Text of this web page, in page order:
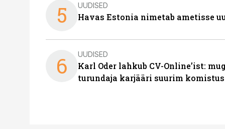
5 UUDISED
Havas Estonia nimetab ametisse
6 UUDISED
Karl Oder lahkub CV-Online’ist:
turundaja karjääri suurim